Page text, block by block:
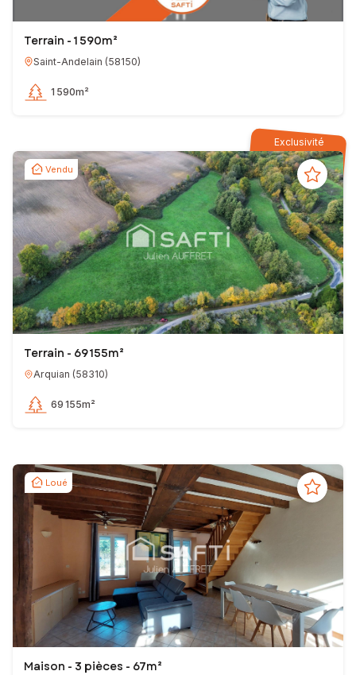
Terrain - 1 590m²
Saint-Andelain (58150)
1 590m²
Exclusivité
Vendu
Terrain - 69 155m²
Arquian (58310)
69 155m²
Loué
Maison - 3 pièces - 67m²